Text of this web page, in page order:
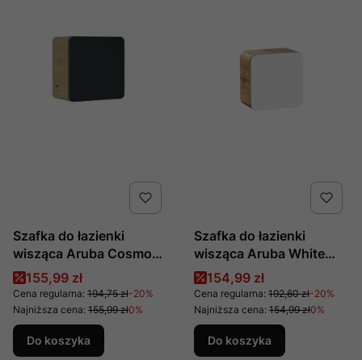
Szafka do łazienki
wisząca Aruba Cosmos
831 produkcji COMAD
Cena promocyjna
155,99 zł
Cena regularna: 194,75 zł-20%
Najniższa cena: 155,99 zł0%
Do koszyka
Szafka do łazienki
wisząca Aruba White
831 produkcji COMAD
Cena promocyjna
154,99 zł
Cena regularna: 192,60 zł-20%
Najniższa cena: 154,99 zł0%
Do koszyka